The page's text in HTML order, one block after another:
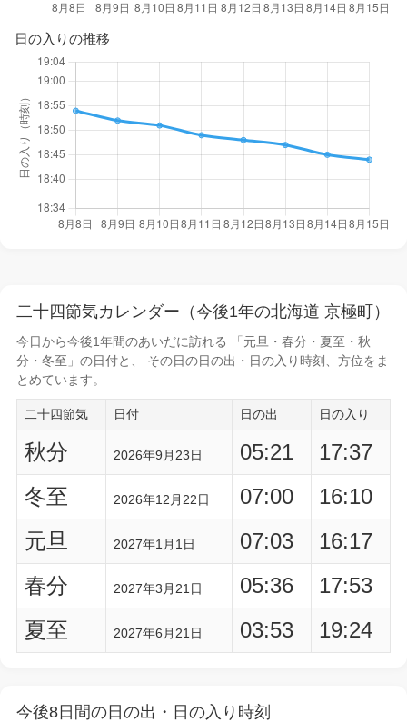
日の入りの推移
二十四節気カレンダー（今後1年の北海道 京極町）
今日から今後1年間のあいだに訪れる 「元旦・春分・夏至・秋
分・冬至」の日付と、 その日の日の出・日の入り時刻
、方位をま
とめています。
二十四節気 日付 日の出 日の入り
秋分 2026年9月23日 05:21
17:37
冬至
2026年12月22日 07:00
16:10
元旦
2027年1月1日 07:03
16:17
春分
2027年3月21日 05:36
17:53
夏至
2027年6月21日 03:53 19:24
今後8日間の日の出・日の入り時刻